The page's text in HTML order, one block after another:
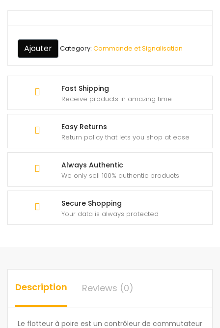
Fast Shipping
Receive products in amazing time
Easy Returns
Return policy that lets you shop at ease
Always Authentic
We only sell 100% authentic products
Secure Shopping
Your data is always protected
Ajouter Category: Commande et Signalisation
Description Reviews (0)
Le flotteur à poire est un contrôleur de commutateur